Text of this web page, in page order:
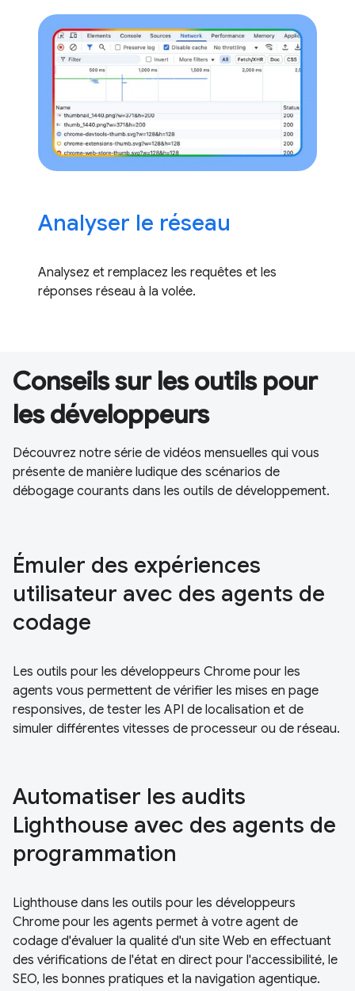
Analyser le réseau
Analysez et remplacez les requêtes et les
réponses réseau à la volée.
Conseils sur les outils pour
les développeurs
Découvrez notre série de vidéos mensuelles qui vous
présente de manière ludique des scénarios de
débogage courants dans les outils de développement.
Émuler des expériences
utilisateur avec des agents de
codage
Les outils pour les développeurs Chrome pour les
agents vous permettent de vérifier les mises en page
responsives, de tester les API de localisation et de
simuler différentes vitesses de processeur ou de réseau.
Automatiser les audits
Lighthouse avec des agents de
programmation
Lighthouse dans les outils pour les développeurs
Chrome pour les agents permet à votre agent de
codage d'évaluer la qualité d'un site Web en effectuant
des vérifications de l'état en direct pour l'accessibilité, le
SEO, les bonnes pratiques et la navigation agentique.